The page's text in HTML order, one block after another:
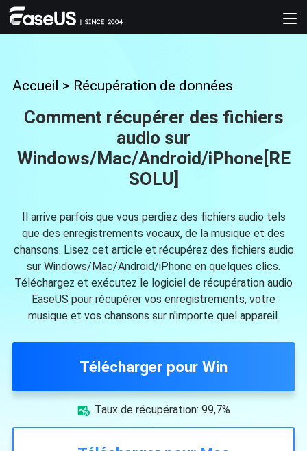
Accueil > Récupération de données
Comment récupérer des fichiers
audio sur
Windows/Mac/Android/iPhone[RE
SOLU]
Il arrive parfois que vous perdiez des fichiers audio tels
que des enregistrements vocaux, de la musique et des
chansons. Lisez cet article et récupérez des fichiers audio
sur Windows/Mac/Android/iPhone en quelques clics.
Téléchargez et exécutez le logiciel de récupération audio
EaseUS pour récupérer vos enregistrements, votre
musique et vos chansons sur n'importe quel appareil.
Télécharger pour Win
 Taux de récupération: 99,7%